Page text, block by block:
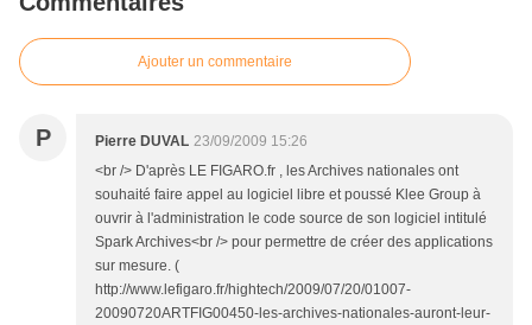
Ajouter un commentaire
P Pierre DUVAL 23/09/2009 15:26
<br /> D'après LE FIGARO.fr , les Archives nationales ont
souhaité faire appel au logiciel libre et poussé Klee Group à
ouvrir à l'administration le code source de son logiciel intitulé
Spark Archives<br /> pour permettre de créer des applications
sur mesure. (
http://www.lefigaro.fr/hightech/2009/07/20/01007-
20090720ARTFIG00450-les-archives-nationales-auront-leur-